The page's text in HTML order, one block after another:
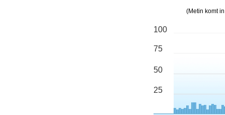
(Metin komt
100
75
50
25